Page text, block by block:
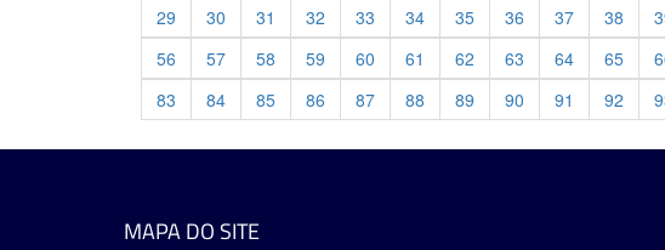
29
30 31 32 33 34 35 36 37 38
56
57 58 59 60 61 62 63 64 65
83
84 85 86 87 88 89 90 91 92
MAPA DO SITE